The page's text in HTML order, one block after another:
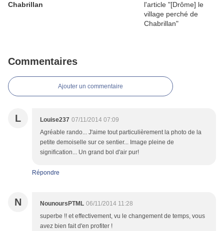
Chabrillan
Commentaires
Ajouter un commentaire
L Louise237 07/11/2014 07:09
Agréable rando... J'aime tout particulièrement la photo de la
petite demoiselle sur ce sentier... Image pleine de
signification... Un grand bol d'air pur!
Répondre
N NounoursPTML 06/11/2014 11:28
superbe !! et effectivement, vu le changement de temps, vous
avez bien fait d'en profiter !